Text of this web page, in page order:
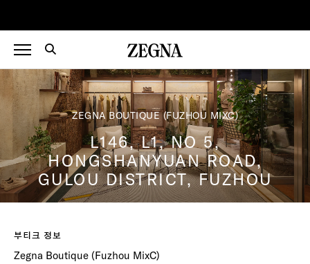
ZEGNA BOUTIQUE (FUZHOU MIXC)
L146, L1, NO 5,
HONGSHANYUAN ROAD,
GULOU DISTRICT, FUZHOU
부티크 정보
Zegna Boutique (Fuzhou MixC)